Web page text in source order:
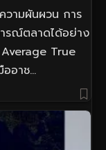
วามผันผวน การ
ารณ์ตลาดได้อย่าง
True
อาช…